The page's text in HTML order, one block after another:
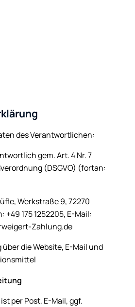
des Verantwortlichen:
gem. Art. 4 Nr. 7
(DSGVO) (fortan:
Werkstraße 9, 72270
+49 175 1252205, E-Mail:
Zahlung.de
die Website, E-Mail und
per Post, E-Mail, ggf.